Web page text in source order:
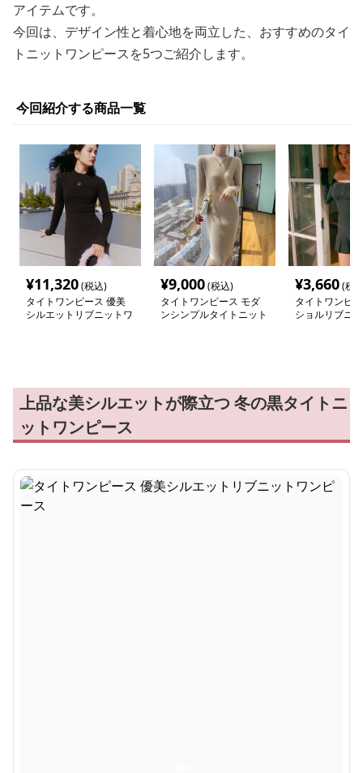
アイテムです。
今回は、デザイン性と着心地を両立した、おすすめのタイ
トニットワンピースを5つご紹介します。
今回紹介する商品一覧
¥11,320(税込)
タイトワンピース 優美
シルエットリブニットワ
¥9,000(税込)
タイトワンピース モダ
ンシンプルタイトニット
¥3,660(税
タイトワンピ
ショルリブニ
上品な美シルエットが際立つ 冬の黒タイトニ
ットワンピース